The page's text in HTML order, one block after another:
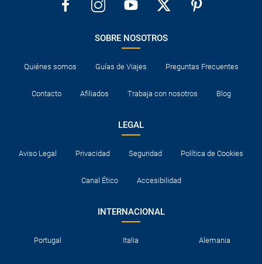
SOBRE NOSOTROS
Quiénes somos Guías de Viajes Preguntas Frecuentes
Contacto Afiliados Trabaja con nosotros Blog
LEGAL
Aviso Legal Privacidad Seguridad Política de Cookies
Canal Ético Accesibilidad
INTERNACIONAL
Portugal Italia Alemania